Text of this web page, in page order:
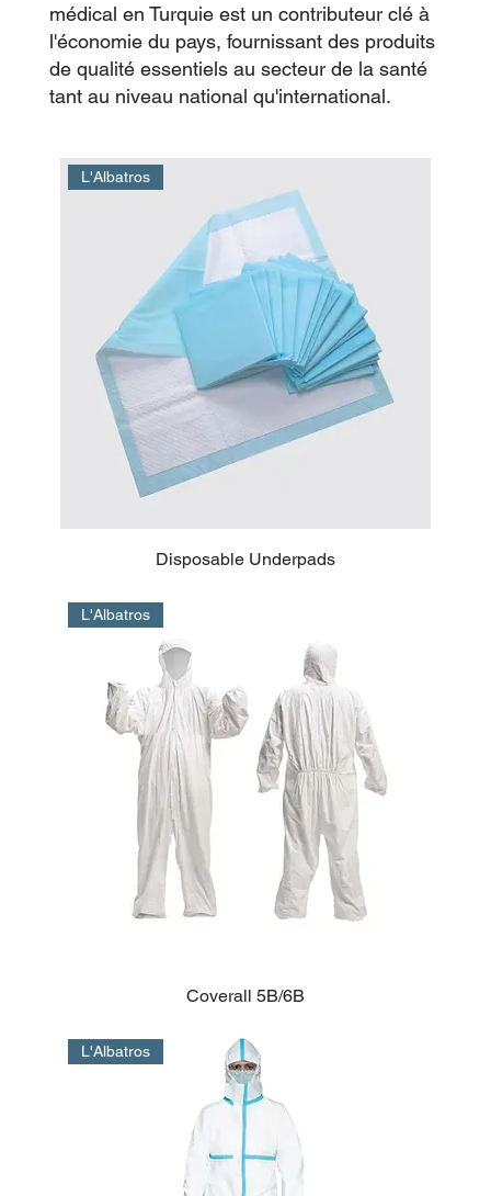
médical en Turquie est un contributeur clé à
l'économie du pays, fournissant des produits
de qualité essentiels au secteur de la santé
tant au niveau national qu'international.
L'Albatros
Disposable Underpads
L'Albatros
Coverall 5B/6B
L'Albatros